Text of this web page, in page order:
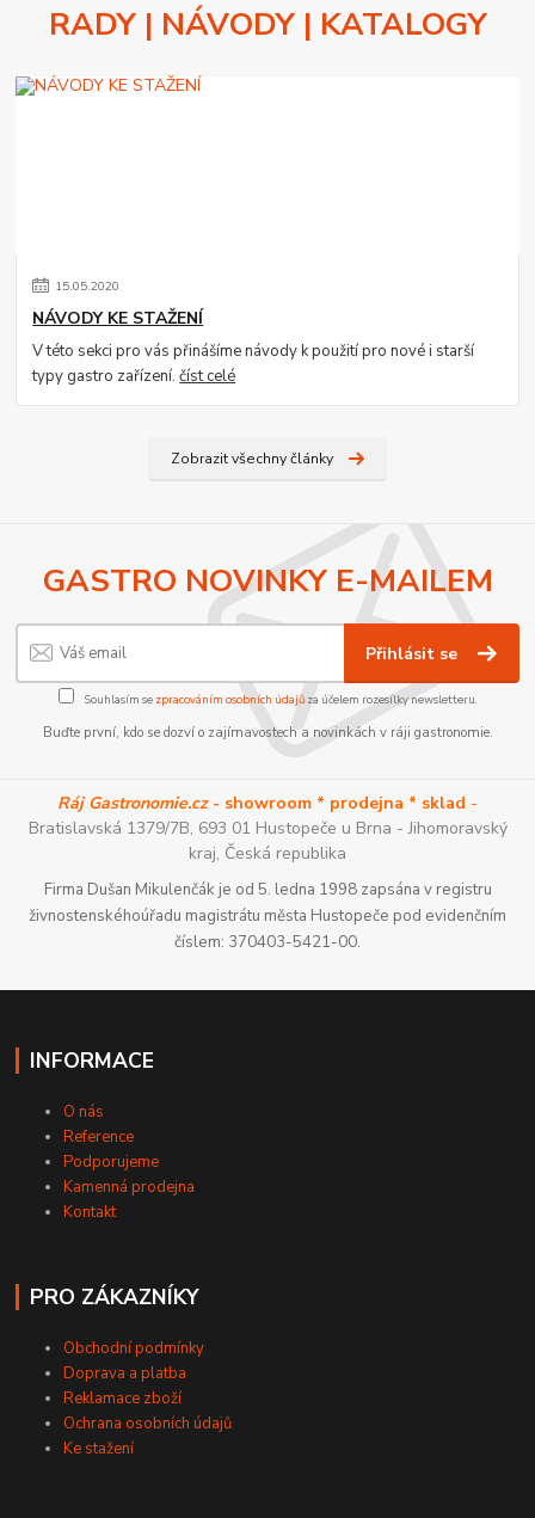
RADY | NÁVODY | KATALOGY
15.05.2020
NÁVODY KE STAŽENÍ
V této sekci pro vás přinášíme návody k použití pro nové i starší
typy gastro zařízení.číst celé
Zobrazit všechny články
GASTRO NOVINKY E-MAILEM
Přihlásit se
Souhlasím se zpracováním osobních údajůza účelem rozesílky newsletteru.
Buďte první, kdo se dozví o zajímavostech a novinkách v ráji gastronomie.
Ráj Gastronomie.cz- showroom * prodejna * sklad -
Bratislavská 1379/7B, 693 01 Hustopeče u Brna - Jihomoravský
kraj, Česká republika
Firma Dušan Mikulenčák je od 5. ledna 1998 zapsána v registru
živnostenskéhoúřadu magistrátu města Hustopeče pod evidenčním
číslem: 370403-5421-00.
INFORMACE
O nás
Reference
Podporujeme
Kamenná prodejna
Kontakt
PRO ZÁKAZNÍKY
Obchodní podmínky
Doprava a platba
Reklamace zboží
Ochrana osobních údajů
Ke stažení